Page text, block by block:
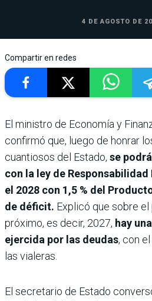
4 DE AGOSTO DE
Compartir en redes
El ministro de Economía y
confirmó que, luego de honrar
cuantiosos del Estado, se
con la ley de
el 2028 con 1,5 % del
de déficit. Explicó que sobre
próximo, es decir, 2027, hay
ejercida por las deudas, con
las vialeras.
El secretario de Estado